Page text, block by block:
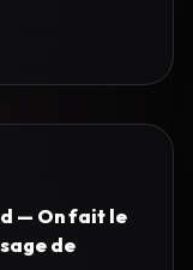
— On fait le
de